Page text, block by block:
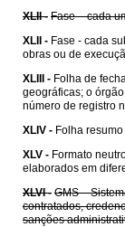
XLII - Fase – cada
XLII - Fase - cada
obras ou de
XLIII - Folha de
geográficas; o
número de registro
XLIV - Folha
XLV - Formato
elaborados em
XLVI - GMS –
contratados,
sanções